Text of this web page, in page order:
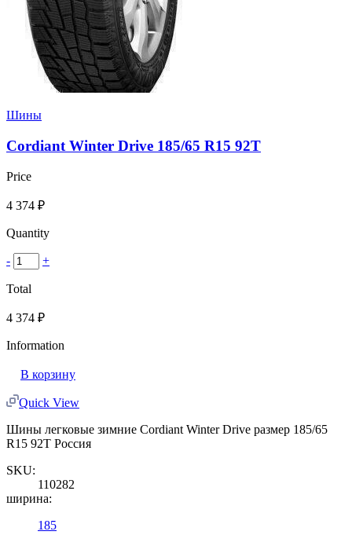
Шины
Cordiant Winter Drive 185/65 R15 92T
Price
4 374 ₽
Quantity
- +
Total
4 374 ₽
Information
В корзину
Quick View
Шины легковые зимние Cordiant Winter Drive размер 185/65
R15 92T Россия
SKU:
110282
ширина:
185